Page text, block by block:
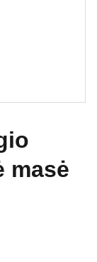
masė